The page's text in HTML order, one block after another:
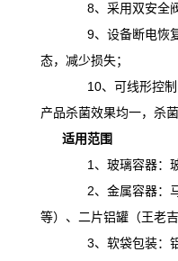
8、采用双安全阀
9、设备断电恢复
态，减少损失；
10、可线形控制
产品杀菌效果均一，杀
适用范围
1、玻璃容器：玻
2、金属容器：马
等）、二片铝罐（王老
3、软袋包装：铝